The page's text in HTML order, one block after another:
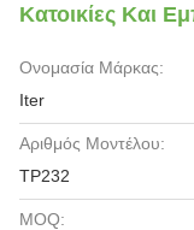
Κατοικίες Και
Ονομασία Μάρκας:
Iter
Αριθμός Μοντέλου:
TP232
MOQ: